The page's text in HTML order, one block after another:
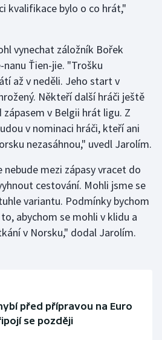
kvalifikace bylo o co hrát,"
vynechat záložník Bořek
nanu Ťien-jie. "Trošku
až v neděli. Jeho start v
Někteří další hráči ještě
v Belgii hrát ligu. Z
v nominaci hráči, kteří ani
nezasáhnou," uvedl Jarolím.
mezi zápasy vracet do
cestování. Mohli jsme se
variantu. Podmínky bychom
abychom se mohli v klidu a
v Norsku," dodal Jarolím.
před přípravou na Euro
se později